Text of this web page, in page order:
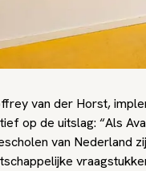
van der Horst,
op de uitslag: “Als
van Nederland